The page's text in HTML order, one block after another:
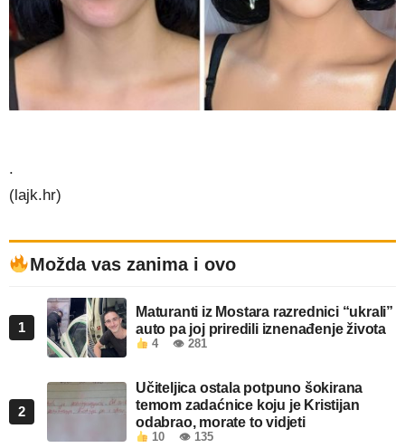
.
(lajk.hr)
Možda vas zanima i ovo
1
Maturanti iz Mostara razrednici “ukrali”
auto pa joj priredili iznenađenje života
4 👁 281
2
Učiteljica ostala potpuno šokirana
temom zadaćnice koju je Kristijan
odabrao, morate to vidjeti
10 👁 135